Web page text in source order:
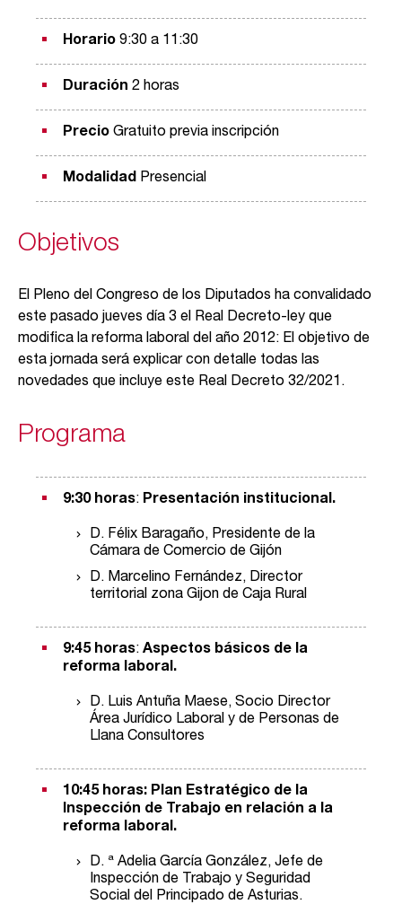
Horario 9:30 a 11:30
Duración 2 horas
Precio Gratuito previa inscripción
Modalidad Presencial
Objetivos
El Pleno del Congreso de los Diputados ha convalidado
este pasado jueves día 3 el Real Decreto-ley que
modifica la reforma laboral del año 2012: El objetivo de
esta jornada será explicar con detalle todas las
novedades que incluye este Real Decreto 32/2021.
Programa
9:30 horas: Presentación institucional.
D. Félix Baragaño, Presidente de la
Cámara de Comercio de Gijón
D. Marcelino Fernández, Director
territorial zona Gijon de Caja Rural
9:45 horas: Aspectos básicos de la
reforma laboral.
D. Luis Antuña Maese, Socio Director
Área Jurídico Laboral y de Personas de
Llana Consultores
10:45 horas: Plan Estratégico de la
Inspección de Trabajo en relación a la
reforma laboral.
D. ª Adelia García González, Jefe de
Inspección de Trabajo y Seguridad
Social del Principado de Asturias.